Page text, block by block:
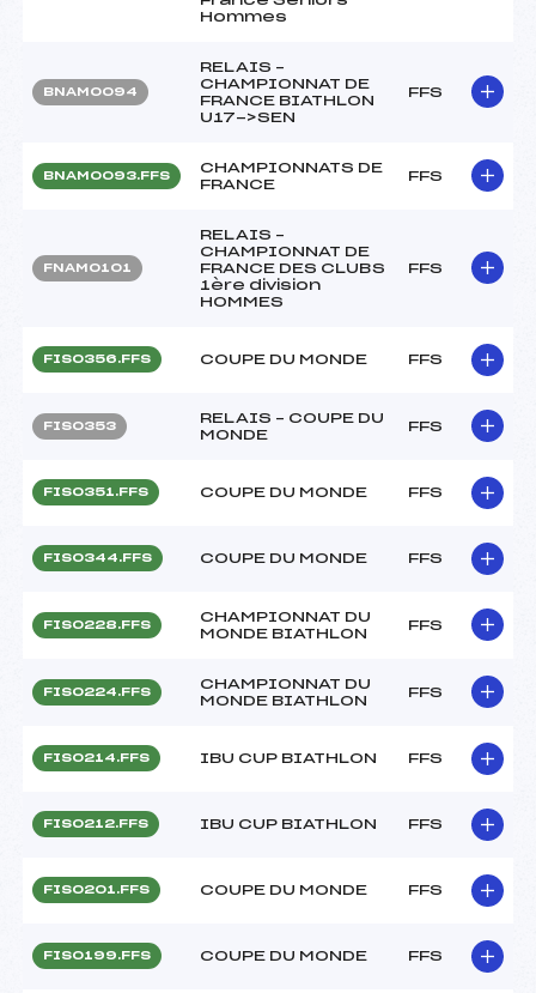
Hommes
BNAM0094
RELAIS –
CHAMPIONNAT DE
FRANCE BIATHLON
U17->SEN
FFS
BNAM0093.FFS
CHAMPIONNATS DE
FRANCE
FFS
FNAM0101
RELAIS –
CHAMPIONNAT DE
FRANCE DES CLUBS
1ère division
HOMMES
FFS
FIS0356.FFS COUPE DU MONDE FFS
FIS0353
RELAIS – COUPE DU
MONDE
FFS
FIS0351.FFS COUPE DU MONDE FFS
FIS0344.FFS COUPE DU MONDE FFS
FIS0228.FFS
CHAMPIONNAT DU
MONDE BIATHLON
FFS
FIS0224.FFS
CHAMPIONNAT DU
MONDE BIATHLON
FFS
FIS0214.FFS IBU CUP BIATHLON FFS
FIS0212.FFS IBU CUP BIATHLON FFS
FIS0201.FFS COUPE DU MONDE FFS
FIS0199.FFS COUPE DU MONDE FFS